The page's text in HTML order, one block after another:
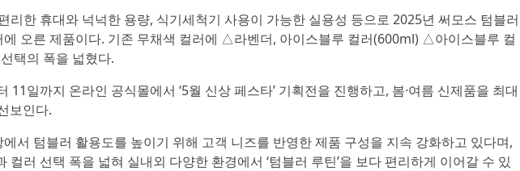
리한 휴대와 넉넉한 용량, 식기세척기 사용이 가능한 실용성 등으로 2025년 써모스 텀블러
에 오른 제품이다. 기존 무채색 컬러에 △라벤더, 아이스블루 컬러(600ml) △아이스블루 컬
택의 폭을 넓혔다.
11일까지 온라인 공식몰에서 ‘5월 신상 페스타’ 기획전을 진행하고, 봄·여름 신제품을 최대
보인다.
서 텀블러 활용도를 높이기 위해 고객 니즈를 반영한 제품 구성을 지속 강화하고 있다며,
컬러 선택 폭을 넓혀 실내외 다양한 환경에서 ‘텀블러 루틴’을 보다 편리하게 이어갈 수 있